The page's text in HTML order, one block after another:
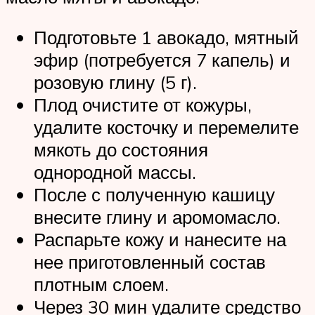
Подготовьте 1 авокадо, мятный
эфир (потребуется 7 капель) и
розовую глину (5 г).
Плод очистите от кожуры,
удалите косточку и перемелите
мякоть до состояния
однородной массы.
После с полученную кашицу
внесите глину и аромомасло.
Распарьте кожу и нанесите на
нее приготовленный состав
плотным слоем.
Через 30 мин удалите средство